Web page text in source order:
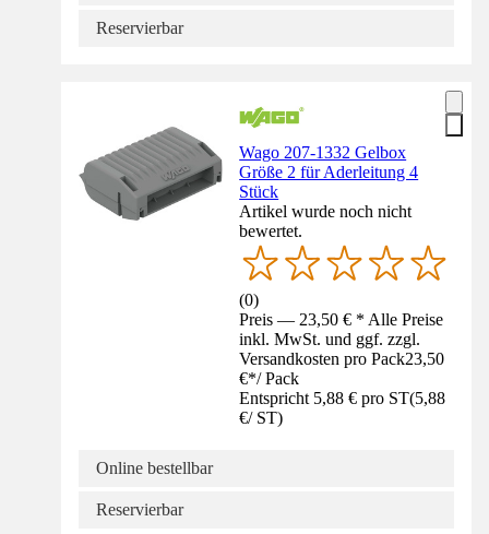
Reservierbar
Wago 207-1332 Gelbox
Größe 2 für Aderleitung 4
Stück
Artikel wurde noch nicht
bewertet.
(0)
Preis — 23,50 € * Alle Preise
inkl. MwSt. und ggf. zzgl.
Versandkosten pro Pack23,50
€*/ Pack
Entspricht 5,88 € pro ST(5,88
€/ ST)
Online bestellbar
Reservierbar